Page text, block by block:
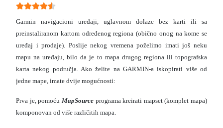
Ocjene članaka:
Garmin navigacioni uređaji, uglavnom dolaze bez karti ili sa
preinstaliranom kartom određenog regiona (obično onog na kome se
uređaj i prodaje). Poslije nekog vremena poželimo imati još neku
mapu na uređaju, bilo da je to mapa drugog regiona ili topografska
karta nekog područja. Ako želite na GARMIN-a iskopirati više od
jedne mape, imate dvije mogućnosti:
Prva je, pomoću MapSourceprograma kreirati mapset (komplet mapa)
komponovan od više različitih mapa.